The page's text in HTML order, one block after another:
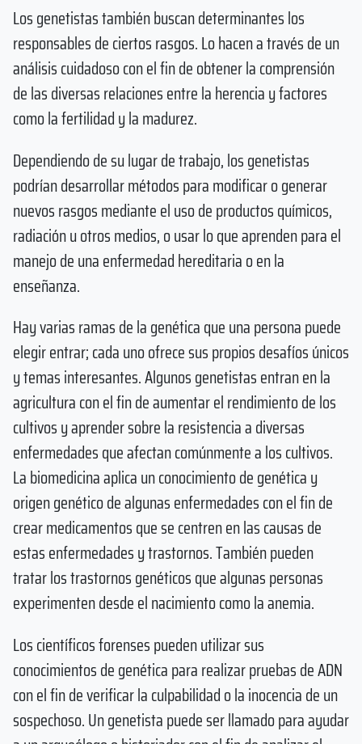
Los genetistas también buscan determinantes los
responsables de ciertos rasgos. Lo hacen a través de un
análisis cuidadoso con el fin de obtener la comprensión
de las diversas relaciones entre la herencia y factores
como la fertilidad y la madurez.
Dependiendo de su lugar de trabajo, los genetistas
podrían desarrollar métodos para modificar o generar
nuevos rasgos mediante el uso de productos químicos,
radiación u otros medios, o usar lo que aprenden para el
manejo de una enfermedad hereditaria o en la
enseñanza.
Hay varias ramas de la genética que una persona puede
elegir entrar; cada uno ofrece sus propios desafíos únicos
y temas interesantes. Algunos genetistas entran en la
agricultura con el fin de aumentar el rendimiento de los
cultivos y aprender sobre la resistencia a diversas
enfermedades que afectan comúnmente a los cultivos.
La biomedicina aplica un conocimiento de genética y
origen genético de algunas enfermedades con el fin de
crear medicamentos que se centren en las causas de
estas enfermedades y trastornos. También pueden
tratar los trastornos genéticos que algunas personas
experimenten desde el nacimiento como la anemia.
Los científicos forenses pueden utilizar sus
conocimientos de genética para realizar pruebas de ADN
con el fin de verificar la culpabilidad o la inocencia de un
sospechoso. Un genetista puede ser llamado para ayudar